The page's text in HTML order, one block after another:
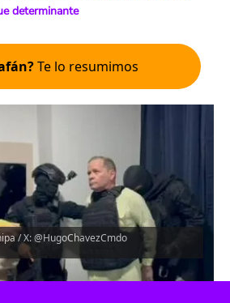
determinante
Te lo resumimos
/ X: @HugoChavezCmdo
el artículo